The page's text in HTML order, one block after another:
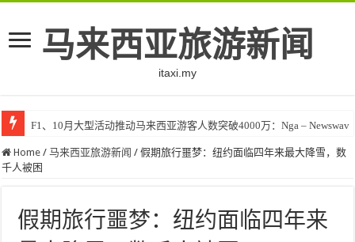
马来西亚旅游新闻
itaxi.my
F1、10月大型活动推动马来西亚游客人数突破4000万：Nga – Newswav
Home / 马来西亚旅游新闻 / 假期旅行噩梦：纽约面临四年来最大降雪，数
千人被困
假期旅行噩梦：纽约面临四年来